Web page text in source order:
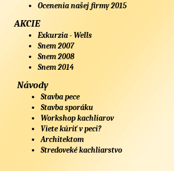
Ocenenia našej firmy 2015
AKCIE
Exkurzia - Wells
Snem 2007
Snem 2008
Snem 2014
Návody
Stavba pece
Stavba sporáku
Workshop kachliarov
Viete kúriť v peci?
Architektom
Stredoveké kachliarstvo